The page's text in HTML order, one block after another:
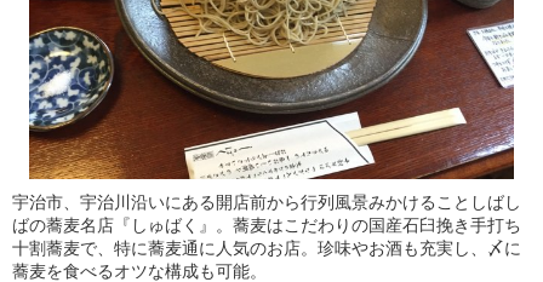
宇治市、宇治川沿いにある開店前から行列風景みかけることしばし
ばの蕎麦名店『しゅばく』。蕎麦はこだわりの国産石臼挽き手打ち
十割蕎麦で、特に蕎麦通に人気のお店。珍味やお酒も充実し、〆に
蕎麦を食べるオツな構成も可能。